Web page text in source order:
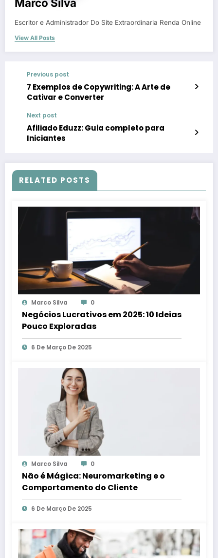
Marco Silva
Escritor e Administrador Do Site Extraordinaria Renda Online
View All Posts
Previous post
7 Exemplos de Copywriting: A Arte de
Cativar e Converter
Next post
Afiliado Eduzz: Guia completo para
Iniciantes
RELATED POSTS
Marco Silva 0
Negócios Lucrativos em 2025: 10 Ideias
Pouco Exploradas
6 De Março De 2025
Marco Silva 0
Não é Mágica: Neuromarketing e o
Comportamento do Cliente
6 De Março De 2025